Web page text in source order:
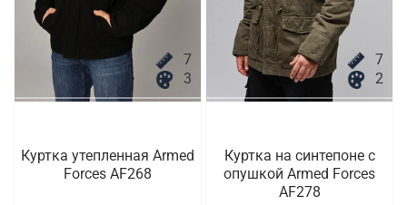
7
3
Куртка утепленная Armed
Forces AF268
7
2
Куртка на синтепоне с
опушкой Armed Forces
AF278